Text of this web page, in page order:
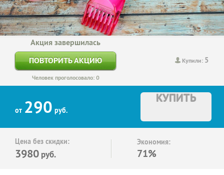
Купили: 5
Акция завершилась
ПОВТОРИТЬ АКЦИЮ
Человек проголосовало: 0
от 290 руб.
КУПИТЬ
Цена без скидки:
3980 руб.
Экономия:
71%